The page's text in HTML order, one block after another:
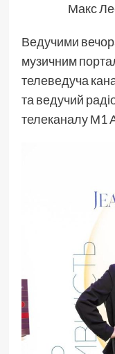
Макс
Ведучими
музичним
телеведуча
та ведучий
телеканалу М1